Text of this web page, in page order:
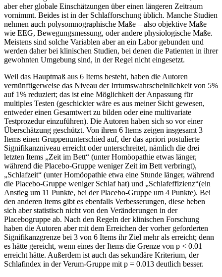
aber eher globale Einschätzungen über einen längeren Zeitraum
vornimmt. Beides ist in der Schlafforschung üblich. Manche Studien
nehmen auch polysomnographische Maße – also objektive Maße
wie EEG, Bewegungsmessung, oder andere physiologische Maße.
Meistens sind solche Variablen aber an ein Labor gebunden und
werden daher bei klinischen Studien, bei denen die Patienten in ihrer
gewohnten Umgebung sind, in der Regel nicht eingesetzt.
Weil das Hauptmaß aus 6 Items besteht, haben die Autoren
vernünftigerweise das Niveau der Irrtumswahrscheinlichkeit von 5%
auf 1% reduziert; das ist eine Möglichkeit der Anpassung für
multiples Testen (geschickter wäre es aus meiner Sicht gewesen,
entweder einen Gesamtwert zu bilden oder eine multivariate
Testprozedur einzuführen). Die Autoren haben sich so vor einer
Überschätzung geschützt. Von ihren 6 Items zeigen insgesamt 3
Items einen Gruppenunterschied auf, der das apriori postulierte
Signifikanzniveau erreicht oder unterschreitet, nämlich die drei
letzten Items „Zeit im Bett“ (unter Homöopathie etwas länger,
während die Placebo-Gruppe weniger Zeit im Bett verbringt),
„Schlafzeit“ (unter Homöopathie etwa eine Stunde länger, während
die Placebo-Gruppe weniger Schlaf hat) und „Schlafeffizienz“(ein
Anstieg um 11 Punkte, bei der Placebo-Gruppe um 4 Punkte). Bei
den anderen Items gibt es ebenfalls Verbesserungen, diese heben
sich aber statistisch nicht von den Veränderungen in der
Placebogruppe ab. Nach den Regeln der klinischen Forschung
haben die Autoren aber mit dem Erreichen der vorher geforderten
Signifikanzgrenze bei 3 von 6 Items ihr Ziel mehr als erreicht; denn
es hätte gereicht, wenn eines der Items die Grenze von p < 0.01
erreicht hätte. Außerdem ist auch das sekundäre Kriterium, der
Schlafindex in der Verum-Gruppe mit p = 0.013 deutlich besser.